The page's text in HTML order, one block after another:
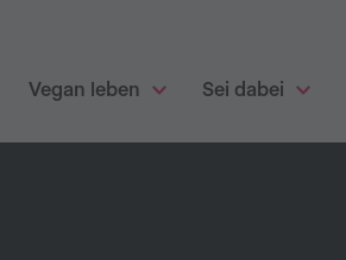
Vegan leben Sei dabei